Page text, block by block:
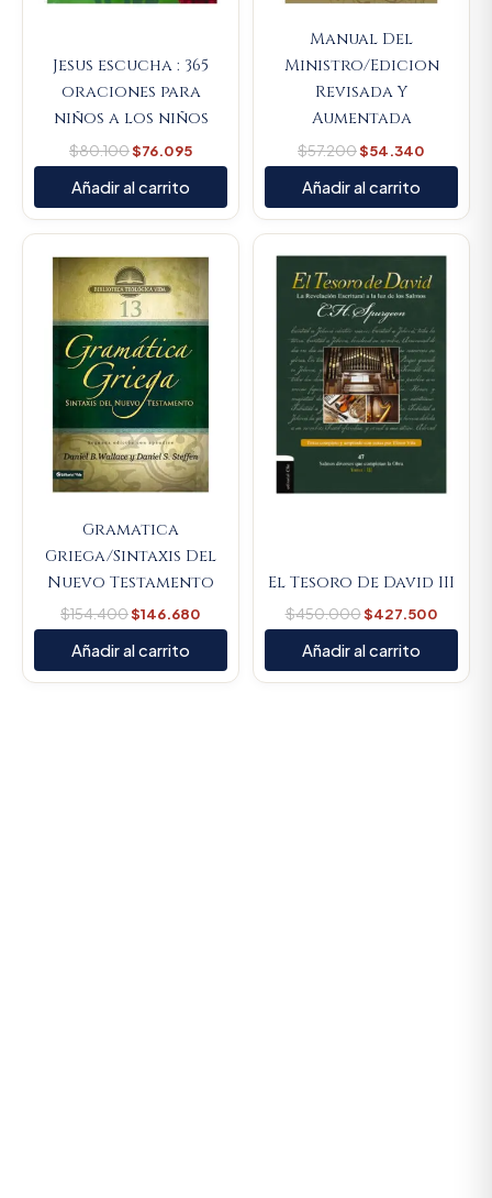
Jesus escucha : 365
oraciones para
niños a los niños
$80.100$76.095
Añadir al carrito
Manual Del
Ministro/Edicion
Revisada Y
Aumentada
$57.200$54.340
Añadir al carrito
Gramatica
Griega/Sintaxis Del
Nuevo Testamento
$154.400
price
was:
$154.400.
$146.680
Current
price
is:
Añadir al carrito
El Tesoro De David III
$450.000
price
was:
$450.000.
$427.500
price
Añadir al carrito